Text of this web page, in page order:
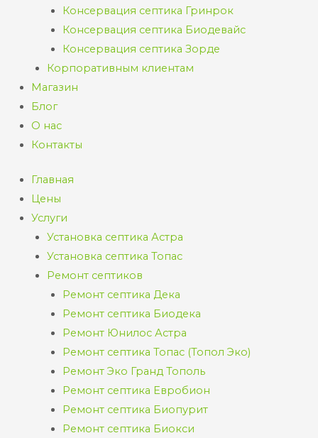
Консервация септика Гринрок
Консервация септика Биодевайс
Консервация септика Зорде
Корпоративным клиентам
Магазин
Блог
О нас
Контакты
Главная
Цены
Услуги
Установка септика Астра
Установка септика Топас
Ремонт септиков
Ремонт септика Дека
Ремонт септика Биодека
Ремонт Юнилос Астра
Ремонт септика Топас (Топол Эко)
Ремонт Эко Гранд Тополь
Ремонт септика Евробион
Ремонт септика Биопурит
Ремонт септика Биокси